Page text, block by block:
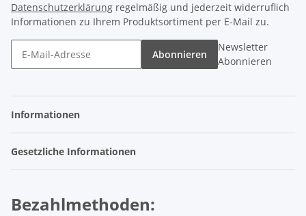
Datenschutzerklärung regelmäßig und jederzeit widerruflich
Informationen zu Ihrem Produktsortiment per E-Mail zu.
Abonnieren
Newsletter
Abonnieren
Informationen
Gesetzliche Informationen
Bezahlmethoden: